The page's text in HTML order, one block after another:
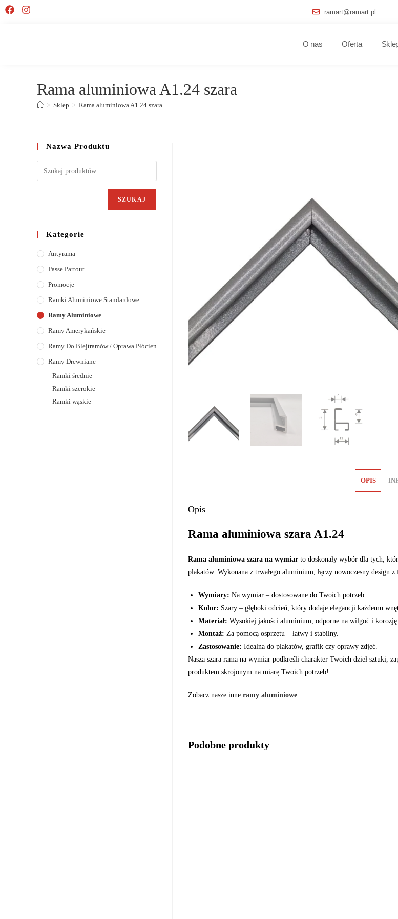
ramart@ramart.pl
O nas Oferta
Rama aluminiowa A1.24 szara
> Sklep > Rama aluminiowa A1.24 szara
OPIS
Opis
Rama aluminiowa szara A1.24
Rama aluminiowa szara na wymiar to doskonały wybór dla tych,
plakatów. Wykonana z trwałego aluminium, łączy nowoczesny
Wymiary: Na wymiar – dostosowane do Twoich potrzeb.
Kolor: Szary – głęboki odcień, który dodaje elegancji każdemu
Materiał: Wysokiej jakości aluminium, odporne na wilgoć i korozję.
Montaż: Za pomocą osprzętu – łatwy i stabilny.
Zastosowanie: Idealna do plakatów, grafik czy oprawy zdjęć.
Nasza szara rama na wymiar podkreśli charakter Twoich dzieł sztuki,
produktem skrojonym na miarę Twoich potrzeb!
Zobacz nasze inne ramy aluminiowe.
Podobne produkty
Nazwa Produktu
SZUKAJ
Kategorie
Antyrama
Passe Partout
Promocje
Ramki Aluminiowe Standardowe
Ramy Aluminiowe
Ramy Amerykańskie
Ramy Do Blejtramów / Oprawa Płócien
Ramy Drewniane
Ramki średnie
Ramki szerokie
Ramki wąskie